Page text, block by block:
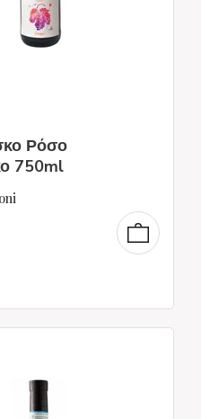
Ρόσο
750ml